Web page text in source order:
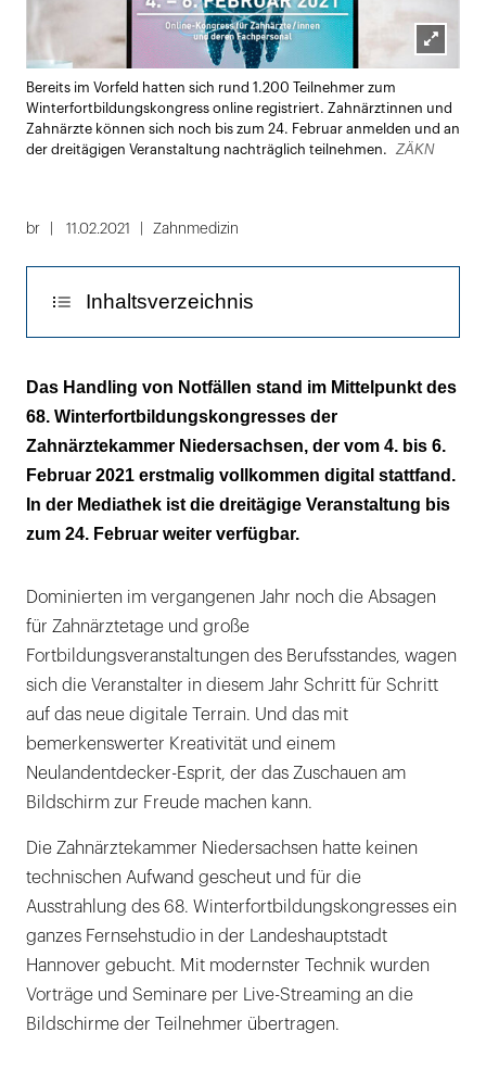
Lightbox
Bereits im Vorfeld hatten sich rund 1.200 Teilnehmer zum
Winterfortbildungskongress online registriert. Zahnärztinnen und
Zahnärzte können sich noch bis zum 24. Februar anmelden und an
der dreitägigen Veranstaltung nachträglich teilnehmen.
ZÄKN
br 11.02.2021 Zahnmedizin
Inhaltsverzeichnis
Die Planung des Ungeplanten
Das Risikostaging müssen Zahnärzte erfassen
können
Bereits im Vorfeld hatten sich 1.200
Teilnehmer online registriert
Das Handling von Notfällen stand im Mittelpunkt des
68. Winterfortbildungskongresses der
Zahnärztekammer Niedersachsen, der vom 4. bis 6.
Februar 2021 erstmalig vollkommen digital stattfand.
In der Mediathek ist die dreitägige Veranstaltung bis
zum 24. Februar weiter verfügbar.
Dominierten im vergangenen Jahr noch die Absagen
für Zahnärztetage und große
Fortbildungsveranstaltungen des Berufsstandes, wagen
sich die Veranstalter in diesem Jahr Schritt für Schritt
auf das neue digitale Terrain. Und das mit
bemerkenswerter Kreativität und einem
Neulandentdecker-Esprit, der das Zuschauen am
Bildschirm zur Freude machen kann.
Die Zahnärztekammer Niedersachsen hatte keinen
technischen Aufwand gescheut und für die
Ausstrahlung des 68. Winterfortbildungskongresses ein
ganzes Fernsehstudio in der Landeshauptstadt
Hannover gebucht. Mit modernster Technik wurden
Vorträge und Seminare per Live-Streaming an die
Bildschirme der Teilnehmer übertragen.